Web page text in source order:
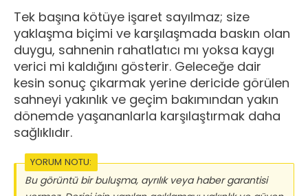
Tek başına kötüye işaret sayılmaz; size
yaklaşma biçimi ve karşılaşmada baskın olan
duygu, sahnenin rahatlatıcı mı yoksa kaygı
verici mi kaldığını gösterir. Geleceğe dair
kesin sonuç çıkarmak yerine dericide görülen
sahneyi yakınlık ve geçim bakımından yakın
dönemde yaşananlarla karşılaştırmak daha
sağlıklıdır.
YORUM NOTU:
Bu görüntü bir buluşma, ayrılık veya haber garantisi